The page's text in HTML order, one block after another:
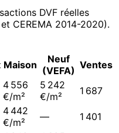
DVF réelles
et CEREMA 2014-2020).
Maison
Neuf
(VEFA) Ventes
4 556
€/m²
5 242
€/m²
1 687
4 442
€/m²
— 1 401